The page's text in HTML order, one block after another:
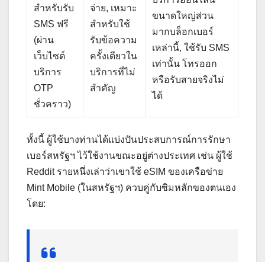
สำหรับรับ
SMS ฟรี
(ผ่าน
เว็บไซต์
บริการ
OTP
ชั่วคราว)
จ่าย, เหมาะ
สำหรับใช้
รับข้อความ
ครั้งเดียวใน
บริการที่ไม่
สำคัญ
ขนาดใหญ่ส่วน
มากบล็อกเบอร์
เหล่านี้, ใช้รับ SMS
เท่านั้น โทรออก
หรือรับสายจริงไม่
ได้
ทั้งนี้ ผู้ใช้บางท่านได้แบ่งปันประสบการณ์การรักษา
เบอร์สหรัฐฯ ไว้ใช้งานขณะอยู่ต่างประเทศ เช่น ผู้ใช้
Reddit รายหนึ่งเล่าว่าเขาใช้ eSIM ของเครือข่าย
Mint Mobile (ในสหรัฐฯ) ควบคู่กับซิมหลักของตนเอง
โดย: